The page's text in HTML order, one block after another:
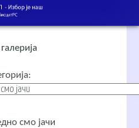
смо јачи